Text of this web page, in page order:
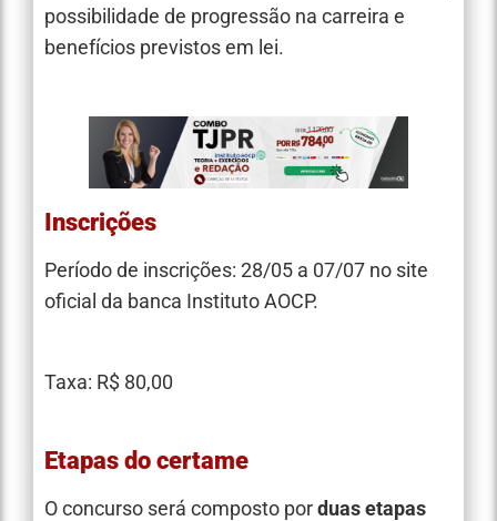
possibilidade de progressão na carreira e
benefícios previstos em lei.
Inscrições
Período de inscrições: 28/05 a 07/07 no site
oficial da banca Instituto AOCP.
Taxa: R$ 80,00
Etapas do certame
O concurso será composto porduas etapas